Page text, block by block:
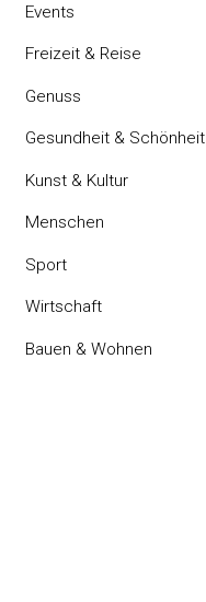
Events
Freizeit & Reise
Genuss
Gesundheit & Schönheit
Kunst & Kultur
Menschen
Sport
Wirtschaft
Bauen & Wohnen